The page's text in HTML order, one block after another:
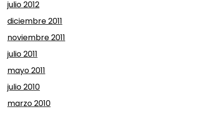
julio 2012
diciembre 2011
noviembre 2011
julio 2011
mayo 2011
julio 2010
marzo 2010